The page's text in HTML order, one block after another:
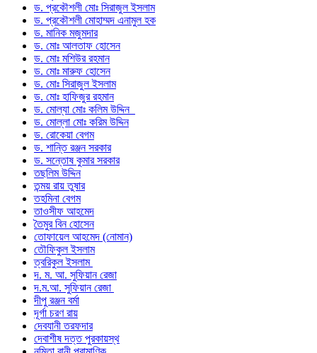
ড. প্রকৌশলী মোঃ সিরাজুল ইসলাম
ড. প্রকৌশলী মোহাম্মদ এনামুল হক
ড. মানিক মজুমদার
ড. মোঃ আলতাফ হোসেন
ড. মোঃ মশিউর রহমান
ড. মোঃ মারুফ হোসেন
ড. মোঃ সিরাজুল ইসলাম
ড. মোঃ হাফিজুর রহমান
ড. মোল্যা মোঃ কলিম উদ্দিন
ড. মোল্লা মোঃ করিম উদ্দিন
ড. রোকেয়া বেগম
ড. শান্তি রঞ্জন সরকার
ড. সন্তোষ কুমার সরকার
তছলিম উদ্দিন
তন্ময় রায় তুষার
তহমিনা বেগম
তাওসীফ আহমেদ
তৈমুর বিন হোসেন
তোফায়েল আহমেদ (নোমান)
তৌফিকুল ইসলাম
ত্বরিকুল ইসলাম
দ. ম. আ. সুফিয়ান রেজা
দ.ম.আ. সুফিয়ান রেজা
দীপু রঞ্জন বর্মা
দূর্গা চরণ রায়
দেবযানী তরফদার
দেবাশীষ দত্ত পুরকায়স্থ